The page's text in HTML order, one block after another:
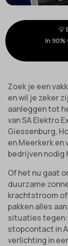
💡
In 90%
Zoek je een
en wil je zeker
aanleggen tot
van SA Elektro
Giessenburg,
en Meerkerk en
bedrijven nodig
Of het nu gaat
duurzame
krachtstroom
pakken alles
situaties
stopcontact in
verlichting in